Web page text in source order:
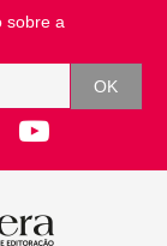
sobre a